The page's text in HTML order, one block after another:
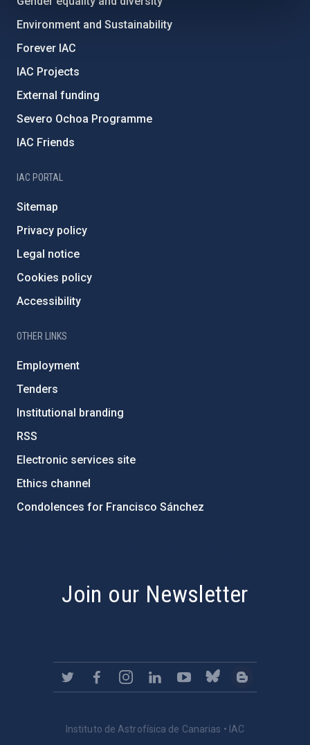
Environment and Sustainability
Forever IAC
IAC Projects
External funding
Severo Ochoa Programme
IAC Friends
IAC PORTAL
Sitemap
Privacy policy
Legal notice
Cookies policy
Accessibility
OTHER LINKS
Employment
Tenders
Institutional branding
RSS
Electronic services site
Ethics channel
Condolences for Francisco Sánchez
Join our Newsletter
Instituto de Astrofísica de Canarias • IAC